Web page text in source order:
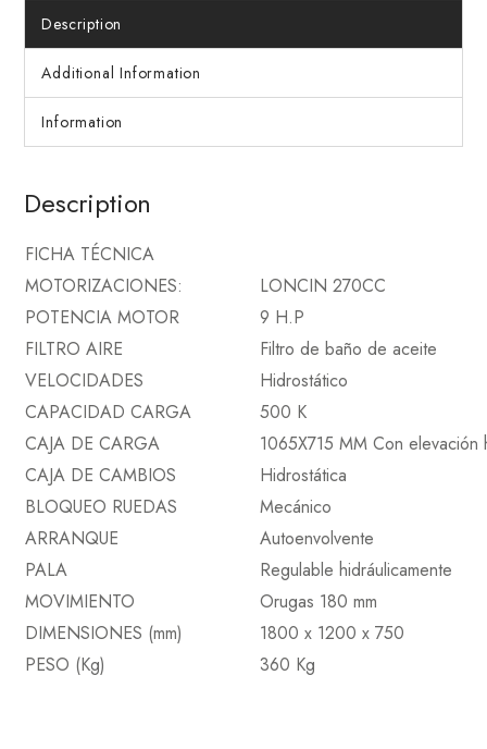
Description
Additional Information
Information
Description
FICHA TÉCNICA
MOTORIZACIONES:
LONCIN 270CC
POTENCIA MOTOR
9 H.P
FILTRO AIRE
Filtro de baño de aceite
VELOCIDADES
Hidrostático
CAPACIDAD CARGA
500 K
CAJA DE CARGA
1065X715 MM Con elevación
CAJA DE CAMBIOS
Hidrostática
BLOQUEO RUEDAS
Mecánico
ARRANQUE
Autoenvolvente
PALA
Regulable hidráulicamente
MOVIMIENTO
Orugas 180 mm
DIMENSIONES (mm)
1800 x 1200 x 750
PESO (Kg)
360 Kg